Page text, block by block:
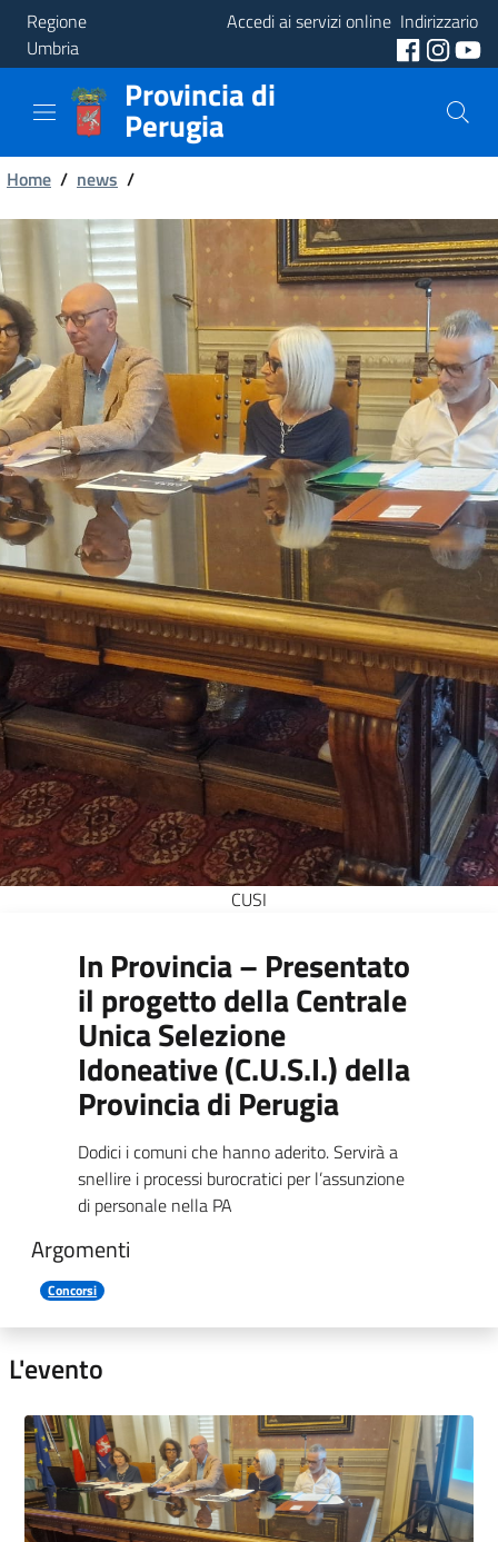
Regione
Umbria
Accedi ai servizi online Indirizzario
Provincia
Aree
Tematiche
Servizi
Provincia di
Perugia
Briciole
di
pane
Home / news /
CUSI
In Provincia – Presentato
il progetto della Centrale
Unica Selezione
Idoneative (C.U.S.I.) della
Provincia di Perugia
Dodici i comuni che hanno aderito. Servirà a
snellire i processi burocratici per l’assunzione
di personale nella PA
Argomenti
Concorsi
L'evento